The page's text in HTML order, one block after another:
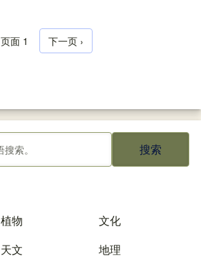
分页
页面 1 下一页
下一页 ›
植物
文化
天文
地理